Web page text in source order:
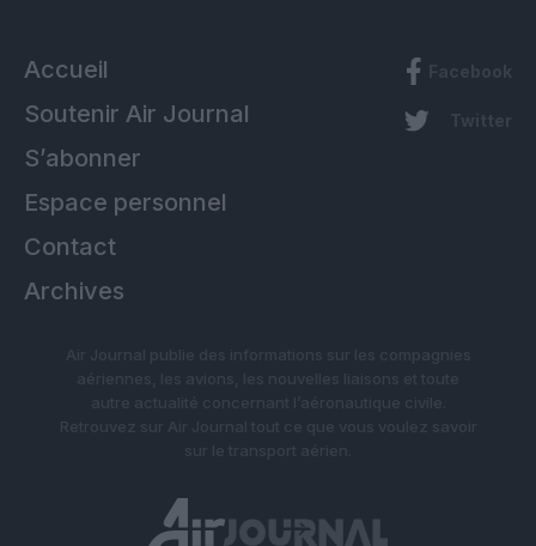
Accueil
Soutenir Air Journal
S’abonner
Espace personnel
Contact
Archives